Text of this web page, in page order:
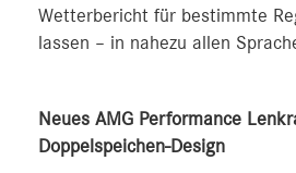
Wetterbericht für bestimmte
lassen – in nahezu allen
Neues AMG Performance
Doppelspeichen-Design